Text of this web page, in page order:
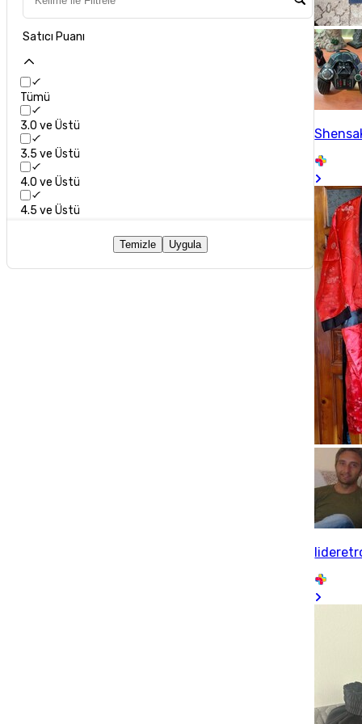
Satıcı Puanı
Tümü
3.0 ve Üstü
3.5 ve Üstü
4.0 ve Üstü
4.5 ve Üstü
Temizle Uygula